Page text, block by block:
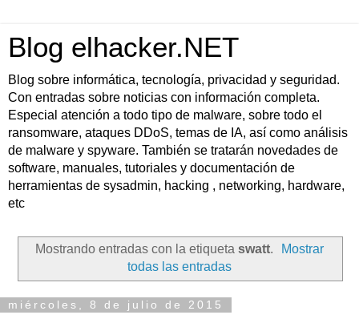
Blog elhacker.NET
Blog sobre informática, tecnología, privacidad y seguridad.
Con entradas sobre noticias con información completa.
Especial atención a todo tipo de malware, sobre todo el
ransomware, ataques DDoS, temas de IA, así como análisis
de malware y spyware. También se tratarán novedades de
software, manuales, tutoriales y documentación de
herramientas de sysadmin, hacking , networking, hardware,
etc
Mostrando entradas con la etiqueta swatt.
Mostrar
todas las entradas
miércoles, 8 de julio de 2015